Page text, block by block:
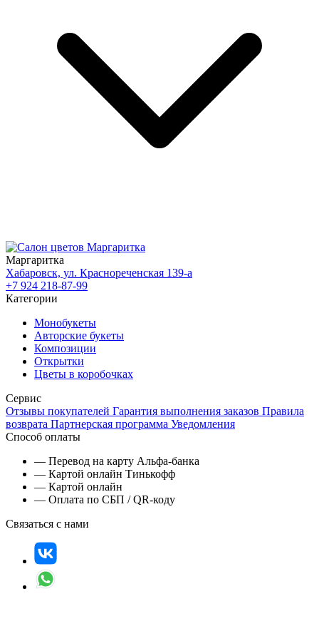
Маргаритка
Хабаровск, ул. Краснореченская 139-а
+7 924 218-87-99
Категории
Монобукеты
Авторские букеты
Композиции
Открытки
Цветы в коробочках
Сервис
Отзывы покупателей Гарантия выполнения заказов Правила
возврата Партнерская программа Уведомления
Способ оплаты
— Перевод на карту Альфа-банка
— Картой онлайн Тинькофф
— Картой онлайн
— Оплата по СБП / QR-коду
Связаться с нами